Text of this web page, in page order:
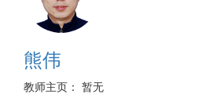
熊伟
教师主页： 暂无